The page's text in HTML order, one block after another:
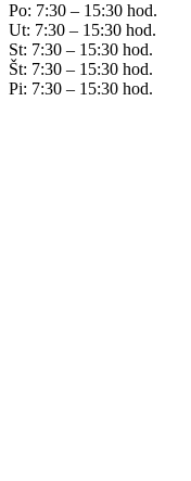
Po: 7:30 – 15:30 hod.
Ut: 7:30 – 15:30 hod.
St: 7:30 – 15:30 hod.
Št: 7:30 – 15:30 hod.
Pi: 7:30 – 15:30 hod.